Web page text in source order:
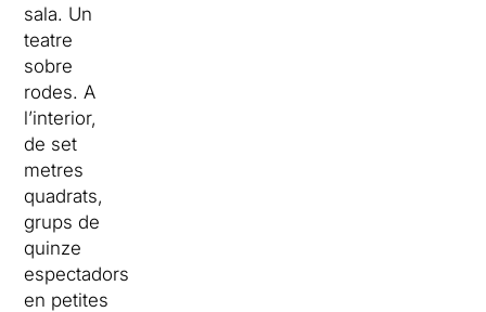
sala. Un
teatre
sobre
rodes. A
l’interior,
de set
metres
quadrats,
grups de
quinze
espectadors
en petites